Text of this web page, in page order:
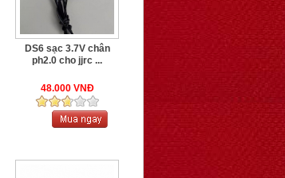
DS6 sạc 3.7V chân
ph2.0 cho jjrc ...
48.000 VNĐ